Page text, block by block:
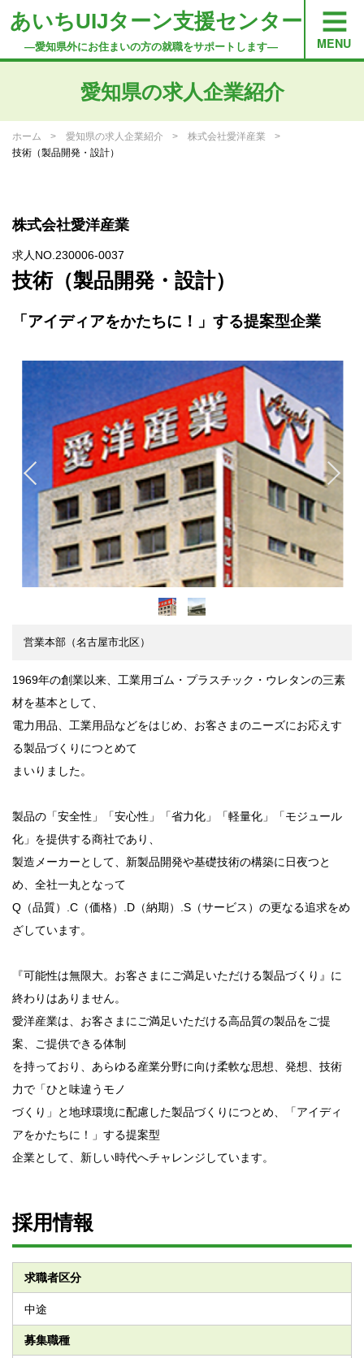
あいちUIJターン支援センター
―愛知県外にお住まいの方の就職をサポートします―
愛知県の求人企業紹介
ホーム 愛知県の求人企業紹介
株式会社愛洋産業
技術（製品開発・設計）
株式会社愛洋産業
求人NO.230006-0037
技術（製品開発・設計）
「アイディアをかたちに！」する提案型企業
営業本部（名古屋市北区）
1969年の創業以来、工業用ゴム・プラスチック・ウレタンの三素
材を基本として、
電力用品、工業用品などをはじめ、お客さまのニーズにお応えす
る製品づくりにつとめて
まいりました。
製品の「安全性」「安心性」「省力化」「軽量化」「モジュール
化」を提供する商社であり、
製造メーカーとして、新製品開発や基礎技術の構築に日夜つと
め、全社一丸となって
Q（品質）.C（価格）.D（納期）.S（サービス）の更なる追求をめ
ざしています。
『可能性は無限大。お客さまにご満足いただける製品づくり』に
終わりはありません。
愛洋産業は、お客さまにご満足いただける高品質の製品をご提
案、ご提供できる体制
を持っており、あらゆる産業分野に向け柔軟な思想、発想、技術
力で「ひと味違うモノ
づくり」と地球環境に配慮した製品づくりにつとめ、「アイディ
アをかたちに！」する提案型
企業として、新しい時代へチャレンジしています。
採用情報
求職者区分
中途
募集職種